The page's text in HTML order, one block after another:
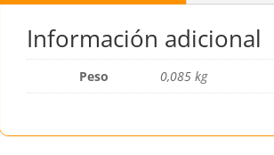
Información adicional
Peso 0,085 kg